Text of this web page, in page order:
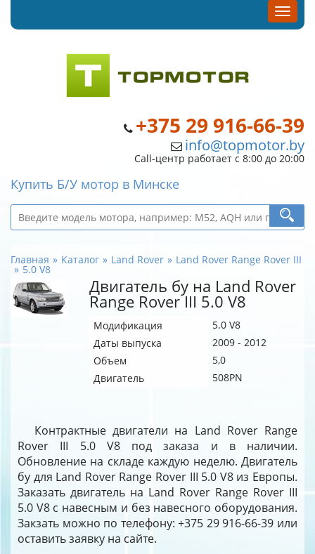
+375 29 916-66-39
info@topmotor.by
Call-центр работает с 8:00 до 20:00
Купить Б/У мотор в Минске
Главная Каталог Land Rover Land Rover Range Rover III
5.0 V8
Двигатель бу на Land Rover
Range Rover III 5.0 V8
Модификация
5.0 V8
Даты выпуска
2009 - 2012
Объем
5,0
Двигатель
508PN
Контрактные двигатели на Land Rover Range
Rover III 5.0 V8 под заказа и в наличии.
Обновление на складе каждую неделю. Двигатель
бу для Land Rover Range Rover III 5.0 V8 из Европы.
Заказать двигатель на Land Rover Range Rover III
5.0 V8 с навесным и без навесного оборудования.
Закзать можно по телефону: +375 29 916-66-39 или
оставить заявку на сайте.